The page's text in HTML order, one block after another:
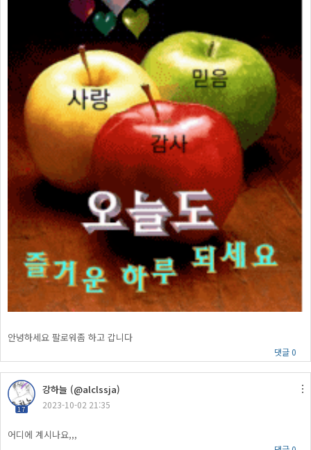
안녕하세요 팔로워좀 하고 갑니다
댓글 0
17
강하늘 (@alclssja)
2023-10-02 21:35
어디에 계시나요,,,